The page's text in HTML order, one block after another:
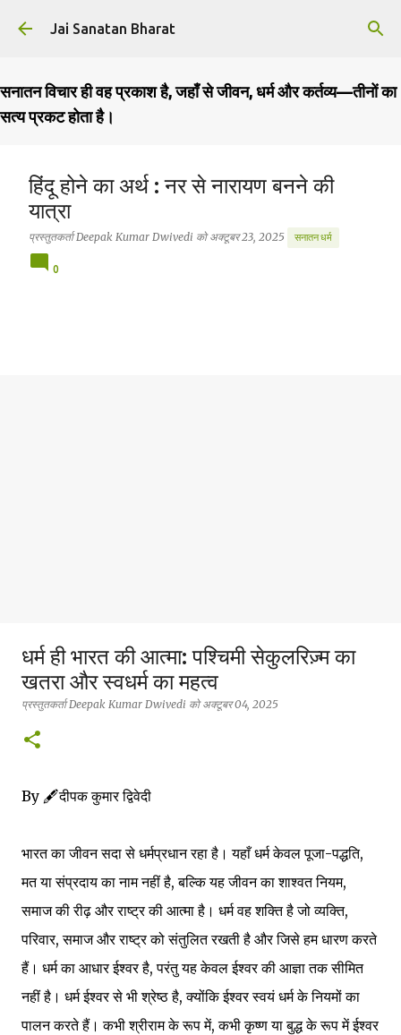
सीधे मुख्य सामग्री पर जाएं
Jai Sanatan Bharat
सनातन विचार ही वह प्रकाश है, जहाँ से जीवन, धर्म और कर्तव्य—तीनों का
सत्य प्रकट होता है।
हिंदू होने का अर्थ : नर से नारायण बनने की
यात्रा
प्रस्तुतकर्ताDeepak Kumar Dwivedi कोअक्टूबर 23, 2025 सनातन धर्म
0
धर्म ही भारत की आत्मा: पश्चिमी सेकुलरिज़्म का
खतरा और स्वधर्म का महत्व
प्रस्तुतकर्ताDeepak Kumar Dwivedi कोअक्टूबर 04, 2025
By 🖋️दीपक कुमार द्विवेदी
भारत का जीवन सदा से धर्मप्रधान रहा है। यहाँ धर्म केवल पूजा-पद्धति,
मत या संप्रदाय का नाम नहीं है, बल्कि यह जीवन का शाश्वत नियम,
समाज की रीढ़ और राष्ट्र की आत्मा है। धर्म वह शक्ति है जो व्यक्ति,
परिवार, समाज और राष्ट्र को संतुलित रखती है और जिसे हम धारण करते
हैं। धर्म का आधार ईश्वर है, परंतु यह केवल ईश्वर की आज्ञा तक सीमित
नहीं है। धर्म ईश्वर से भी श्रेष्ठ है, क्योंकि ईश्वर स्वयं धर्म के नियमों का
पालन करते हैं। कभी श्रीराम के रूप में, कभी कृष्ण या बुद्ध के रूप में ईश्वर